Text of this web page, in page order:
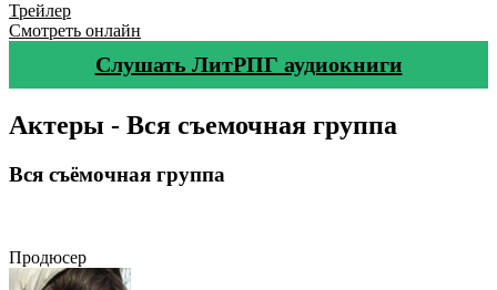
Трейлер
Смотреть онлайн
Слушать ЛитРПГ аудиокниги
Актеры - Вся съемочная группа
Вся съёмочная группа
Продюсер